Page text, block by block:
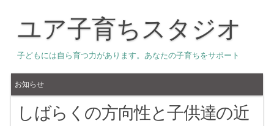
ユア子育ちスタジオ
子どもには自ら育つ力があります。あなたの子育ちをサポート
お知らせ
しばらくの方向性と子供達の近